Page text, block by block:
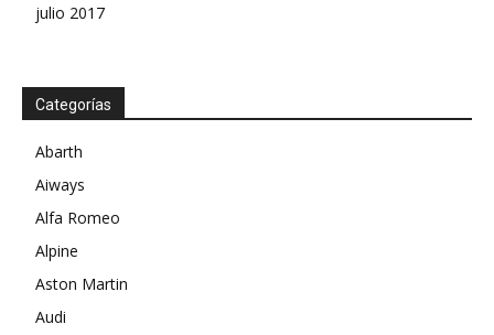
julio 2017
Categorías
Abarth
Aiways
Alfa Romeo
Alpine
Aston Martin
Audi